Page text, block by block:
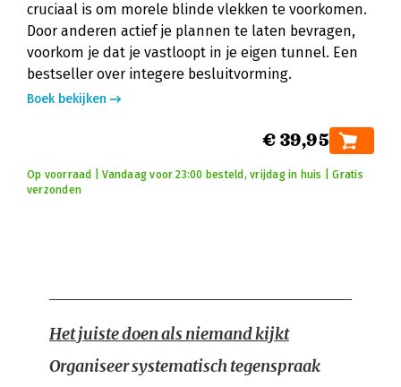
cruciaal is om morele blinde vlekken te voorkomen.
Door anderen actief je plannen te laten bevragen,
voorkom je dat je vastloopt in je eigen tunnel. Een
bestseller over integere besluitvorming.
Boek bekijken
€ 39,95
Op voorraad | Vandaag voor 23:00 besteld, vrijdag in huis | Gratis
verzonden
Het juiste doen als niemand kijkt
Organiseer systematisch tegenspraak